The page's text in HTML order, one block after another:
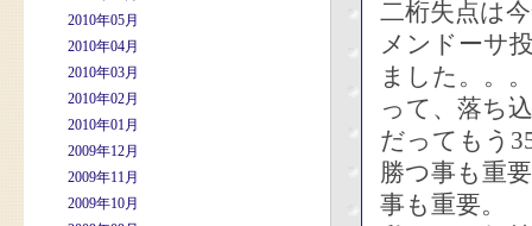
2010年05月
2010年04月
2010年03月
2010年02月
2010年01月
2009年12月
2009年11月
2009年10月
二桁失点は
メンドーサ
ました。。
って、落ち
だってもう
勝つ事も重
事も重要。